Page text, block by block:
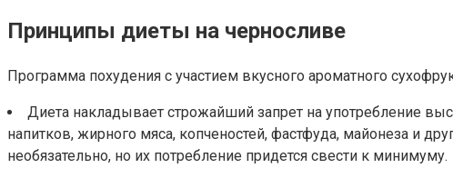
Принципы диеты на черносливе
Программа похудения с участием вкусного ароматного
Диета накладывает строжайший запрет на употребление
напитков, жирного мяса, копченостей, фастфуда, майонеза и
необязательно, но их потребление придется свести к минимуму.